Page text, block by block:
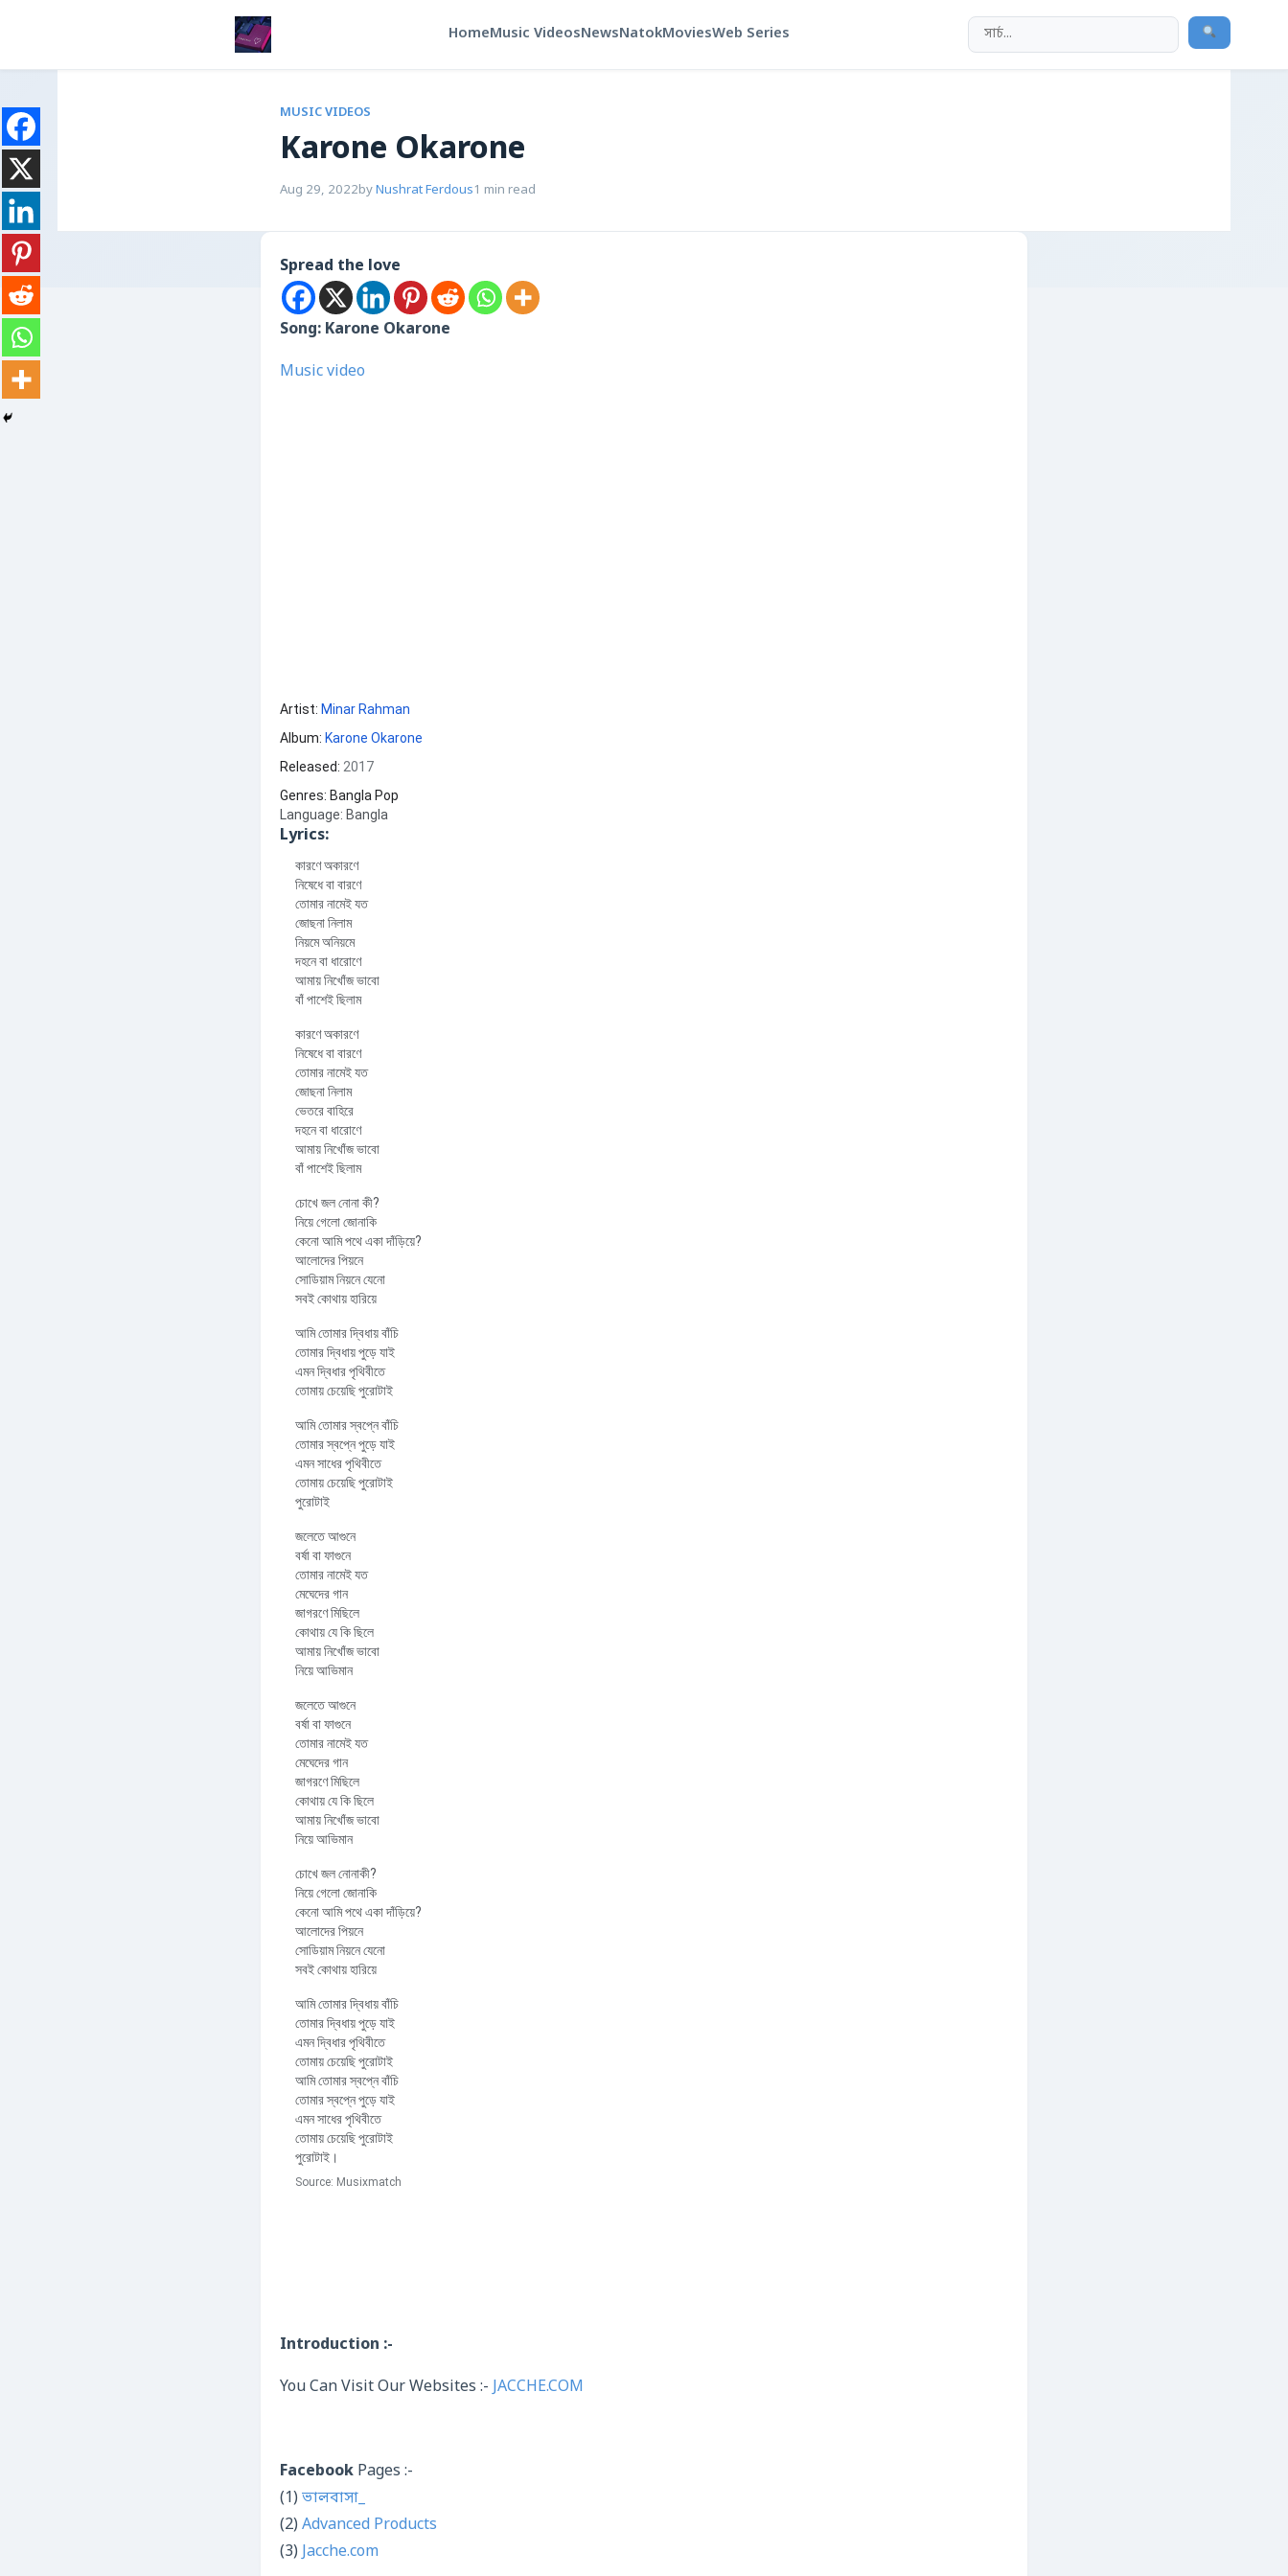
HomeMusic VideosNewsNatokMoviesWeb Series
MUSIC VIDEOS
Karone Okarone
Aug 29, 2022byNushrat Ferdous1 min read
Spread the love
Song: Karone Okarone
Music video
Artist: Minar Rahman
Album: Karone Okarone
Released: 2017
Genres: Bangla Pop
Language: Bangla
Lyrics:
কারণে অকারণে
নিষেধে বা বারণে
তোমার নামেই যত
জোছনা নিলাম
নিয়মে অনিয়মে
দহনে বা ধারোণে
আমায় নিখোঁজ ভাবো
বাঁ পাশেই ছিলাম
কারণে অকারণে
নিষেধে বা বারণে
তোমার নামেই যত
জোছনা নিলাম
ভেতরে বাহিরে
দহনে বা ধারোণে
আমায় নিখোঁজ ভাবো
বাঁ পাশেই ছিলাম
চোখে জল নোনা কী?
নিয়ে গেলো জোনাকি
কেনো আমি পথে একা দাঁড়িয়ে?
আলোদের পিয়নে
সোডিয়াম নিয়নে যেনো
সবই কোথায় হারিয়ে
আমি তোমার দ্বিধায় বাঁচি
তোমার দ্বিধায় পুড়ে যাই
এমন দ্বিধার পৃথিবীতে
তোমায় চেয়েছি পুরোটাই
আমি তোমার স্বপ্নে বাঁচি
তোমার স্বপ্নে পুড়ে যাই
এমন সাধের পৃথিবীতে
তোমায় চেয়েছি পুরোটাই
পুরোটাই
জলেতে আগুনে
বর্ষা বা ফাগুনে
তোমার নামেই যত
মেঘেদের গান
জাগরণে মিছিলে
কোথায় যে কি ছিলে
আমায় নিখোঁজ ভাবো
নিয়ে আভিমান
জলেতে আগুনে
বর্ষা বা ফাগুনে
তোমার নামেই যত
মেঘেদের গান
জাগরণে মিছিলে
কোথায় যে কি ছিলে
আমায় নিখোঁজ ভাবো
নিয়ে আভিমান
চোখে জল নোনাকী?
নিয়ে গেলো জোনাকি
কেনো আমি পথে একা দাঁড়িয়ে?
আলোদের পিয়নে
সোডিয়াম নিয়নে যেনো
সবই কোথায় হারিয়ে
আমি তোমার দ্বিধায় বাঁচি
তোমার দ্বিধায় পুড়ে যাই
এমন দ্বিধার পৃথিবীতে
তোমায় চেয়েছি পুরোটাই
আমি তোমার স্বপ্নে বাঁচি
তোমার স্বপ্নে পুড়ে যাই
এমন সাধের পৃথিবীতে
তোমায় চেয়েছি পুরোটাই
পুরোটাই।
Source: Musixmatch
Introduction :-
You Can Visit Our Websites :- JACCHE.COM
Facebook Pages :-
(1) ভালবাসা_
(2) Advanced Products
(3) Jacche.com